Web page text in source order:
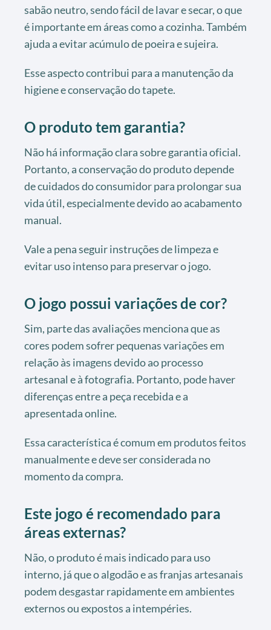
sabão neutro, sendo fácil de lavar e secar, o que
é importante em áreas como a cozinha. Também
ajuda a evitar acúmulo de poeira e sujeira.
Esse aspecto contribui para a manutenção da
higiene e conservação do tapete.
O produto tem garantia?
Não há informação clara sobre garantia oficial.
Portanto, a conservação do produto depende
de cuidados do consumidor para prolongar sua
vida útil, especialmente devido ao acabamento
manual.
Vale a pena seguir instruções de limpeza e
evitar uso intenso para preservar o jogo.
O jogo possui variações de cor?
Sim, parte das avaliações menciona que as
cores podem sofrer pequenas variações em
relação às imagens devido ao processo
artesanal e à fotografia. Portanto, pode haver
diferenças entre a peça recebida e a
apresentada online.
Essa característica é comum em produtos feitos
manualmente e deve ser considerada no
momento da compra.
Este jogo é recomendado para
áreas externas?
Não, o produto é mais indicado para uso
interno, já que o algodão e as franjas artesanais
podem desgastar rapidamente em ambientes
externos ou expostos a intempéries.